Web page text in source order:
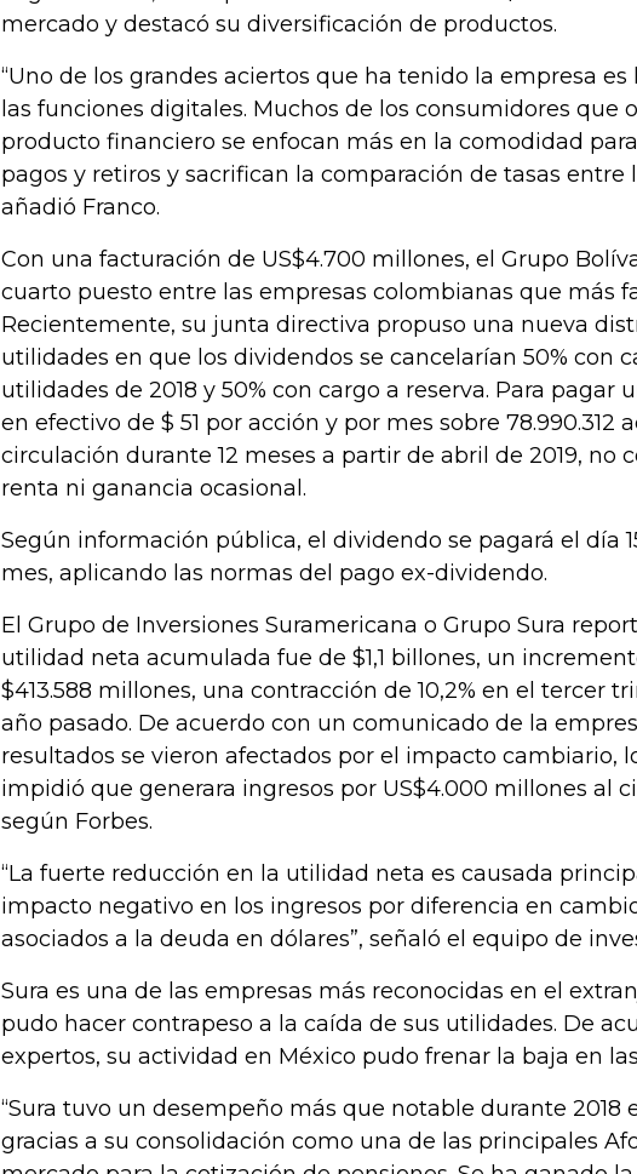
mercado y destacó su diversificación de productos.
“Uno de los grandes aciertos que ha tenido la empresa es
las funciones digitales. Muchos de los consumidores que
producto financiero se enfocan más en la comodidad
pagos y retiros y sacrifican la comparación de tasas entre
añadió Franco.
Con una facturación de US$4.700 millones, el Grupo
cuarto puesto entre las empresas colombianas que más
Recientemente, su junta directiva propuso una nueva
utilidades en que los dividendos se cancelarían 50% con
utilidades de 2018 y 50% con cargo a reserva. Para pagar
en efectivo de $ 51 por acción y por mes sobre 78.990.312
circulación durante 12 meses a partir de abril de 2019, no
renta ni ganancia ocasional.
Según información pública, el dividendo se pagará el día
mes, aplicando las normas del pago ex-dividendo.
El Grupo de Inversiones Suramericana o Grupo Sura
utilidad neta acumulada fue de $1,1 billones, un
$413.588 millones, una contracción de 10,2% en el tercer
año pasado. De acuerdo con un comunicado de la
resultados se vieron afectados por el impacto cambiario,
impidió que generara ingresos por US$4.000 millones al
según Forbes.
“La fuerte reducción en la utilidad neta es causada
impacto negativo en los ingresos por diferencia en
asociados a la deuda en dólares”, señaló el equipo de
Sura es una de las empresas más reconocidas en el
pudo hacer contrapeso a la caída de sus utilidades. De
expertos, su actividad en México pudo frenar la baja en
“Sura tuvo un desempeño más que notable durante 2018
gracias a su consolidación como una de las principales